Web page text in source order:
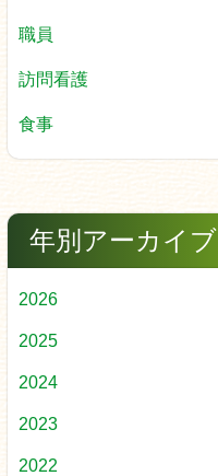
職員
訪問看護
食事
年別アーカイブ
2026
2025
2024
2023
2022